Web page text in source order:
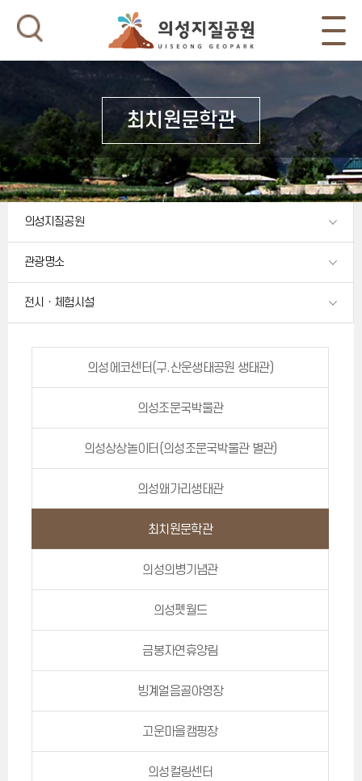
최치원문학관
의성지질공원
관광명소
전시ㆍ체험시설
의성에코센터(구.산운생태공원 생태관)
의성조문국박물관
의성상상놀이터(의성조문국박물관 별관)
의성왜가리생태관
최치원문학관
의성의병기념관
의성펫월드
금봉자연휴양림
빙계얼음골야영장
고운마을캠핑장
의성컬링센터